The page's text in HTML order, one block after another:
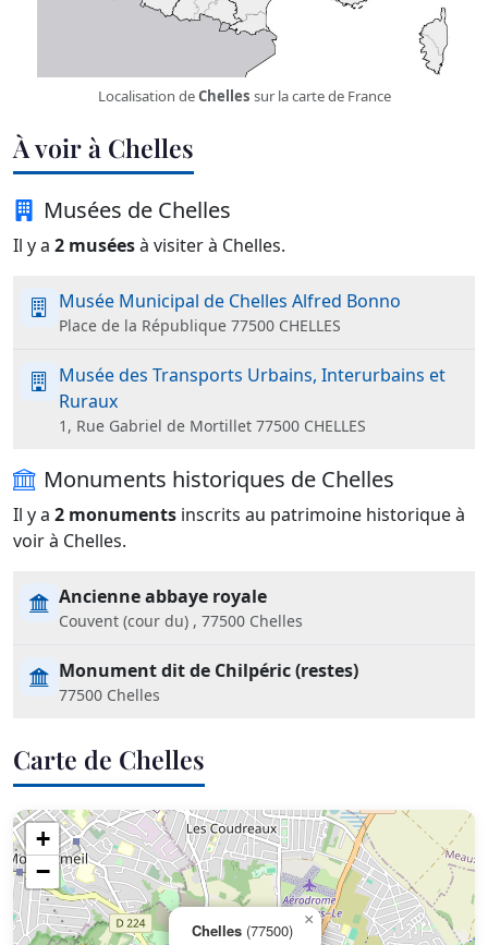
Localisation deChelles sur la carte de France
À voir à Chelles
Musées de Chelles
Il y a 2 muséesà visiter à Chelles.
Musée Municipal de Chelles Alfred Bonno
Place de la République 77500 CHELLES
Musée des Transports Urbains, Interurbains et
Ruraux
1, Rue Gabriel de Mortillet 77500 CHELLES
Monuments historiques de Chelles
Il y a 2 monuments inscrits au patrimoine historique à
voir à Chelles.
Ancienne abbaye royale
Couvent (cour du) , 77500 Chelles
Monument dit de Chilpéric (restes)
77500 Chelles
Carte de Chelles
Chelles (77500)
×
+
−